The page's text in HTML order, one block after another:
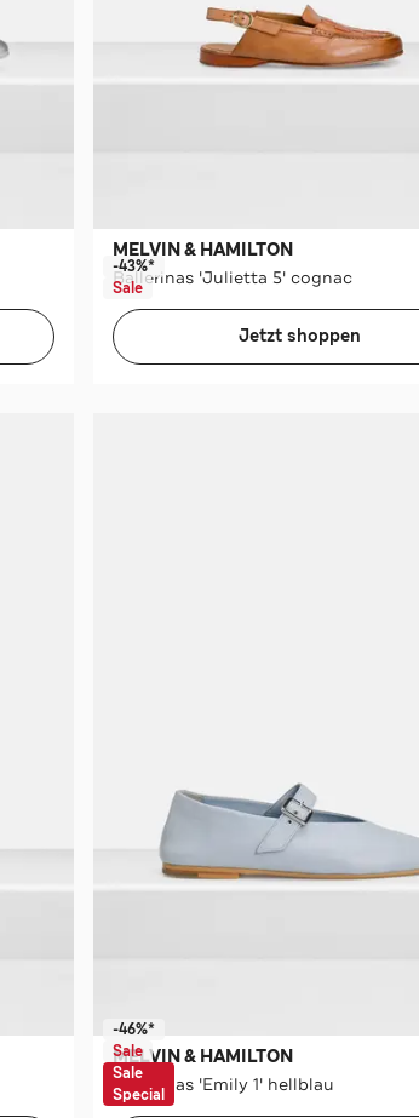
MELVIN & HAMILTON
Ballerinas 'Julietta 5' cognac
-43%*
Sale
Jetzt shoppen
MELVIN & HAMILTON
Ballerinas 'Emily 1' hellblau
-46%*
Sale
Sale
Special